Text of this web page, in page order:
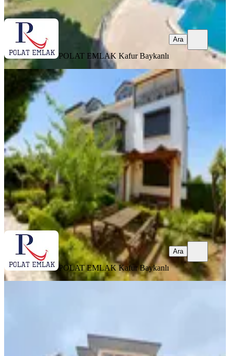
Ara
POLAT EMLAK Kafur Baykanlı
Ara
YENİ
Bahçeşehir 2. Kısım'da 3 Katlı Lüks
İstanbul, Başakşehir
4+1 · 320 m²· 06.08.2026
85.000 ₺
POLAT EMLAKKafur Baykanlı
Ara
POLAT EMLAKKafur Baykanlı
Ara
4+1·200 m² 06.08.2026